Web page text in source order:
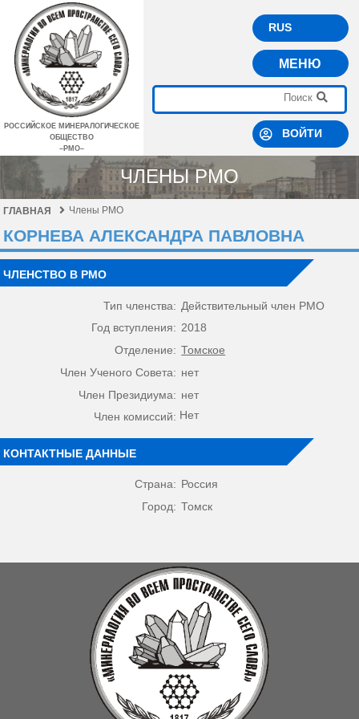
РОССИЙСКОЕ МИНЕРАЛОГИЧЕСКОЕ
ОБЩЕСТВО
–РМО–
RUS
МЕНЮ
ВОЙТИ
ЧЛЕНЫ РМО
ГЛАВНАЯ Члены РМО
КОРНЕВА АЛЕКСАНДРА ПАВЛОВНА
ЧЛЕНСТВО В РМО
Тип членства: Действительный член РМО
Год вступления: 2018
Отделение: Томское
Член Ученого Совета: нет
Член Президиума: нет
Член комиссий: Нет
КОНТАКТНЫЕ ДАННЫЕ
Страна: Россия
Город: Томск